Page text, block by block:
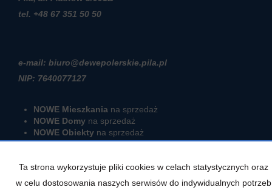
tel. +48 67 351 50 50
e-mail: biuro@dewepolerskie.pila.pl
NIP: 7640077127
NOWE Mieszkania na sprzedaż
NOWE Domy na sprzedaż
NOWE Obiekty na sprzedaż
Ta strona wykorzystuje pliki cookies w celach statystycznych oraz
w celu dostosowania naszych serwisów do indywidualnych potrzeb